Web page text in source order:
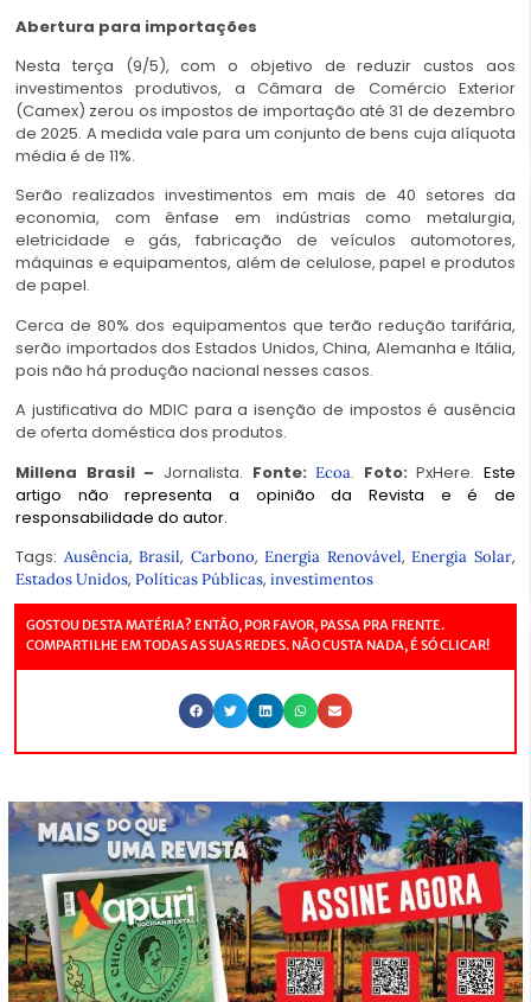
Abertura para importações
Nesta terça (9/5), com o objetivo de reduzir custos aos
investimentos produtivos, a Câmara de Comércio Exterior
(Camex) zerou os impostos de importação até 31 de dezembro
de 2025. A medida vale para um conjunto de bens cuja alíquota
média é de 11%.
Serão realizados investimentos em mais de 40 setores da
economia, com ênfase em indústrias como metalurgia,
eletricidade e gás, fabricação de veículos automotores,
máquinas e equipamentos, além de celulose, papel e produtos
de papel.
Cerca de 80% dos equipamentos que terão redução tarifária,
serão importados dos Estados Unidos, China, Alemanha e Itália,
pois não há produção nacional nesses casos.
A justificativa do MDIC para a isenção de impostos é ausência
de oferta doméstica dos produtos.
Millena Brasil – Jornalista. Fonte: Ecoa. Foto:PxHere. Este
artigo não representa a opinião da Revista e é de
responsabilidade do autor.
Tags: Ausência,Brasil, Carbono,Energia Renovável,Energia Solar,
Estados Unidos, Políticas Públicas, investimentos
GOSTOU DESTA MATÉRIA? ENTÃO, POR FAVOR, PASSA PRA FRENTE.
COMPARTILHE EM TODAS AS SUAS REDES. NÃO CUSTA NADA, É SÓ CLICAR!